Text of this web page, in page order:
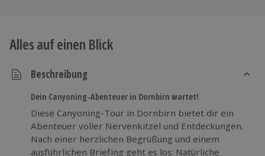
Alles auf einen Blick
Beschreibung
Dein Canyoning-Abenteuer in Dornbirn wartet!
Diese Canyoning-Tour in Dornbirn bietet dir ein
Abenteuer voller Nervenkitzel und Entdeckungen.
Nach einer herzlichen Begrüßung und einem
ausführlichen Briefing geht es los: Natürliche